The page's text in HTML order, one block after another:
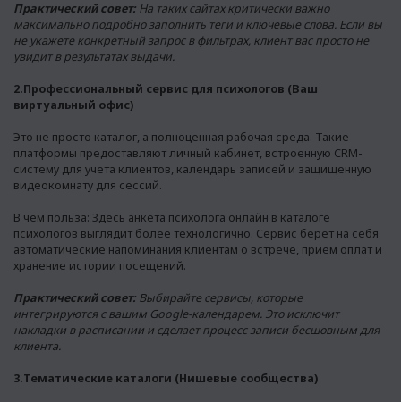
Практический совет: На таких сайтах критически важно
максимально подробно заполнить теги и ключевые слова. Если вы
не укажете конкретный запрос в фильтрах, клиент вас просто не
увидит в результатах выдачи.
2.Профессиональный сервис для психологов (Ваш
виртуальный офис)
Это не просто каталог, а полноценная рабочая среда. Такие
платформы предоставляют личный кабинет, встроенную CRM-
систему для учета клиентов, календарь записей и защищенную
видеокомнату для сессий.
В чем польза: Здесь анкета психолога онлайн в каталоге
психологов выглядит более технологично. Сервис берет на себя
автоматические напоминания клиентам о встрече, прием оплат и
хранение истории посещений.
Практический совет: Выбирайте сервисы, которые
интегрируются с вашим Google-календарем. Это исключит
накладки в расписании и сделает процесс записи бесшовным для
клиента.
3.Тематические каталоги (Нишевые сообщества)